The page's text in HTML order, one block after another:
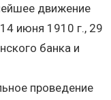
движение
июня 1910 г., 29
банка и
проведение